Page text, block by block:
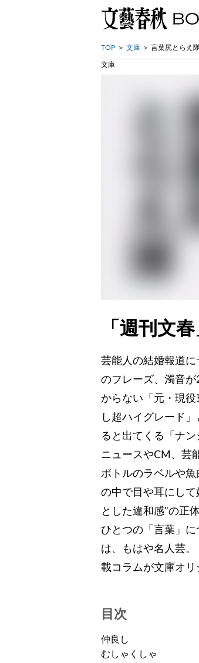
TOP 文庫 言葉尻とらえ
文庫
「週刊文
芸能人の結婚報道に
のフレーズ、濁音
からない「元・現
し超ハイグレード
ると出てくる「ナ
ニュースやCM、芸
ボトルのラベルや
の中で目や耳にし
とした違和感"の正
ひとつの「言葉」
は、もはや名人芸
載コラムが文庫オリ
目次
仲良し
むしゃくしゃ